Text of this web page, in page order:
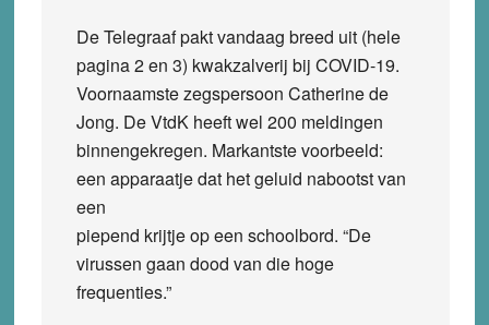
De Telegraaf pakt vandaag breed uit (hele
pagina 2 en 3) kwakzalverij bij COVID-19.
Voornaamste zegspersoon Catherine de
Jong. De VtdK heeft wel 200 meldingen
binnengekregen. Markantste voorbeeld:
een apparaatje dat het geluid nabootst van
een
piepend krijtje op een schoolbord. “De
virussen gaan dood van die hoge
frequenties.”